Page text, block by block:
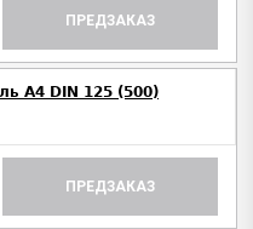
ПРЕДЗАКАЗ
А4 DIN 125 (500)
ПРЕДЗАКАЗ